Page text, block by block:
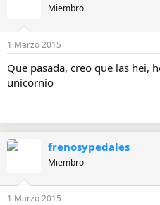
n
e
s
Miembro
1 Marzo 2015
Que pasada, creo que las hei,
unicornio
frenosypedales
Miembro
1 Marzo 2015